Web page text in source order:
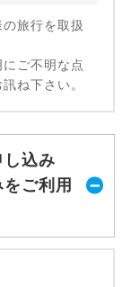
旅行を取扱
ご不明な点
ね下さい。
し込み
ご利用